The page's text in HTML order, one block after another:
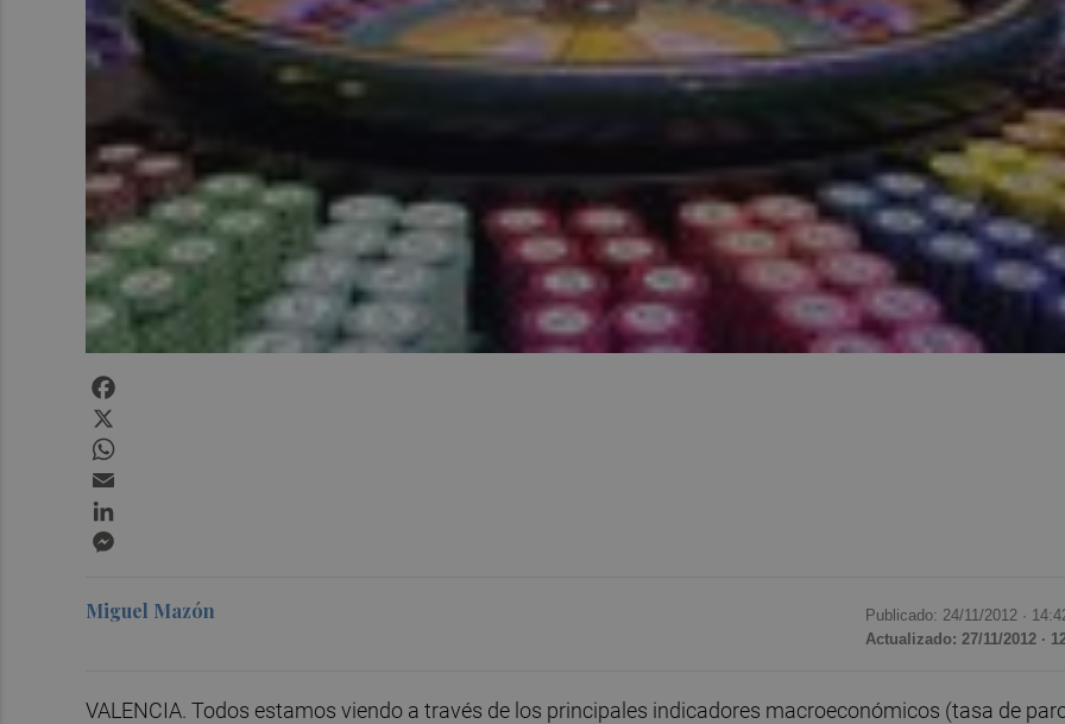
Miguel Mazón Publicado: 24/11/2012 ·
Actualizado: 27/11/2012 ·
VALENCIA. Todos estamos viendo a través de los principales indicadores macroeconómicos (tasa de